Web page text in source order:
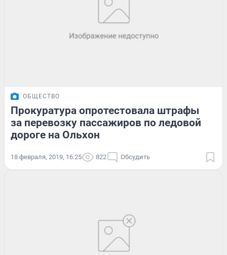
ОБЩЕСТВО
Прокуратура опротестовала штрафы
за перевозку пассажиров по ледовой
дороге на Ольхон
18 февраля, 2019, 16:25 822 Обсудить